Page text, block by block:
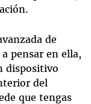
de
pensar en ella,
dispositivo
del
que tengas